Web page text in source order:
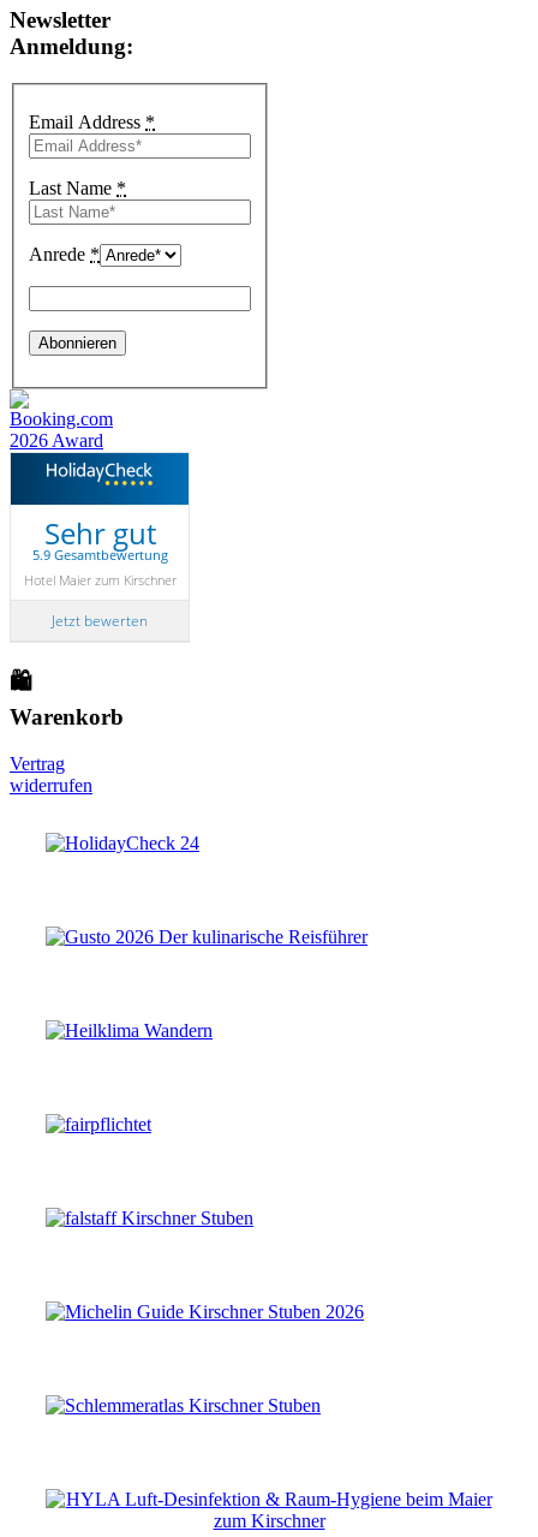
Newsletter
Anmeldung:
Email Address *
Last Name *
Anrede *
Sehr gut
5.9 Gesamtbewertung
Hotel Maier zum Kirschner
Jetzt bewerten
🛍
Warenkorb
Vertrag
widerrufen